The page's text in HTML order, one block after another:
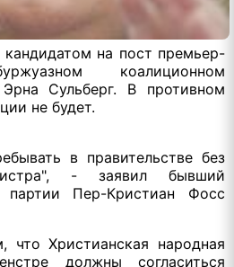
на пост премьер-
коалиционном
Сульберг. В противном
не будет.
в правительстве без
- заявил бывший
партии Пер-Кристиан Фосс
что Христианская народная
должны согласиться